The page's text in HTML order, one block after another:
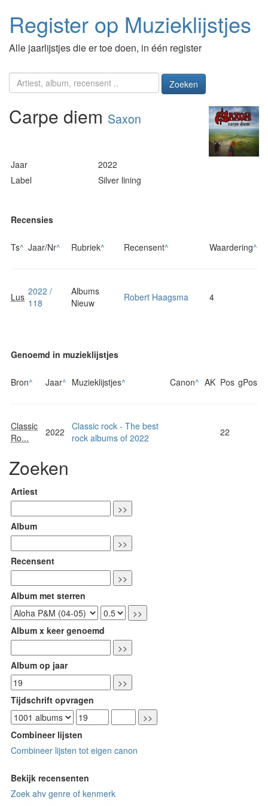
Register op Muzieklijstjes
Alle jaarlijstjes die er toe doen, in één register
Zoeken
Carpe diem Saxon
Jaar
2022
Label
Silver lining
Recensies
Ts^ Jaar/Nr^ Rubriek^ Recensent^ Waardering^
Lus 2022 /
118
Albums
Nieuw
Robert Haagsma 4
Genoemd in muzieklijstjes
Bron^ Jaar^ Muzieklijstjes^ Canon^ AK Pos gPos
Classic
Ro...
2022
Classic rock - The best
rock albums of 2022
22
Zoeken
Artiest
Album
Recensent
Album met sterren
Album x keer genoemd
Album op jaar
Tijdschrift opvragen
Combineer lijsten
Combineer lijsten tot eigen canon
Bekijk recensenten
Zoek ahv genre of kenmerk